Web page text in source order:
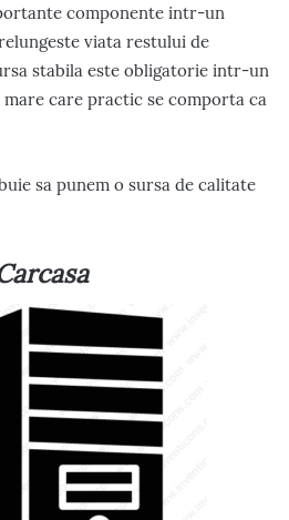
componente intr-un
viata restului de
stabila este obligatorie intr-un
care practic se comporta ca
sa punem o sursa de calitate